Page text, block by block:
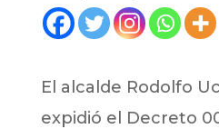
El alcalde Rodolfo
expidió el Decreto